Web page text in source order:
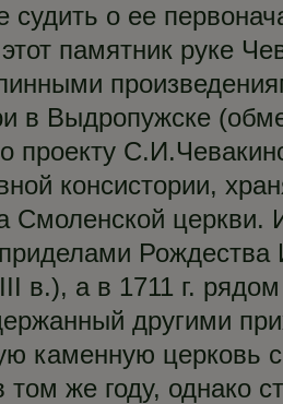
судить о ее
памятник руке
в Выдропужске
проекту
консистории,
Смоленской
в.), а в 1711 г.
другими
каменную церковь
же году, однако